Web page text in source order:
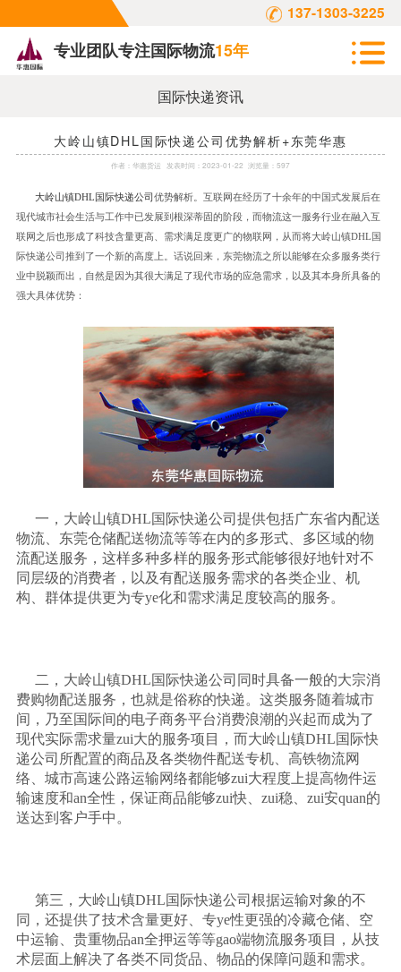
137-1303-3225
专业团队专注国际物流15年
国际快递资讯
大岭山镇DHL国际快递公司优势解析+东莞华惠
作者： 华惠货运 发表时间： 2023-01-22 浏览量：597
大岭山镇DHL 国际快递公司优势解析。互联网在经历了十余年的中国式发展后在
现代城市社会生活与工作中已发展到根深蒂固的阶段，而物流这一服务行业在融入互
联网之后也形成了科技含量更高、需求满足度更广的物联网，从而将大岭山镇DHL 国
际快递公司推到了一个新的高度上。话说回来，东莞物流之所以能够在众多服务类行
业中脱颖而出，自然是因为其很大满足了现代市场的应急需求，以及其本身所具备的
强大具体优势：
一，大岭山镇DHL国际快递公司提供包括广东省内配送
物流、东莞仓储配送物流等等在内的多形式、多区域的物
流配送服务，这样多种多样的服务形式能够很好地针对不
同层级的消费者，以及有配送服务需求的各类企业、机
构、群体提供更为专ye化和需求满足度较高的服务。
二，大岭山镇DHL国际快递公司同时具备一般的大宗消
费购物配送服务，也就是俗称的快递。这类服务随着城市
间，乃至国际间的电子商务平台消费浪潮的兴起而成为了
现代实际需求量zui大的服务项目，而大岭山镇DHL国际快
递公司所配置的商品及各类物件配送专机、高铁物流网
络、城市高速公路运输网络都能够zui大程度上提高物件运
输速度和an全性，保证商品能够zui快、 zui稳、 zui安quan的
送达到客户手中。
第三，大岭山镇DHL国际快递公司根据运输对象的不
同，还提供了技术含量更好、专ye性更强的冷藏仓储、空
中运输、贵重物品an全押运等等gao端物流服务项目，从技
术层面上解决了各类不同货品、物品的保障问题和需求。